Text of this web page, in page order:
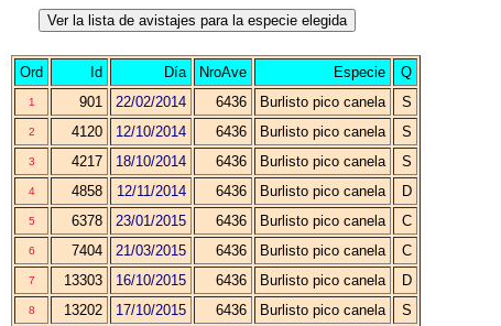
Ord Id Día NroAve Especie Q
1 901 22/02/2014 6436 Burlisto pico canela S
2 4120 12/10/2014 6436 Burlisto pico canela S
3 4217 18/10/2014 6436 Burlisto pico canela S
4 4858 12/11/2014 6436 Burlisto pico canela D
5 6378 23/01/2015 6436 Burlisto pico canela C
6 7404 21/03/2015 6436 Burlisto pico canela C
7 13303 16/10/2015 6436 Burlisto pico canela D
8 13202 17/10/2015 6436 Burlisto pico canela S